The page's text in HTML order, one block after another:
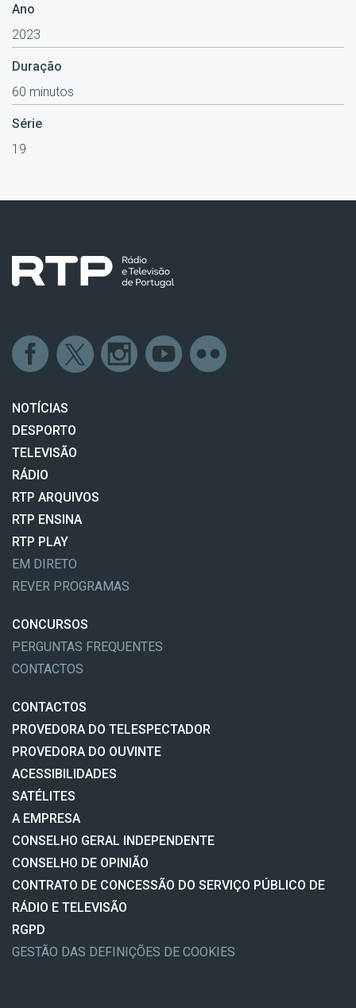
Ano
2023
Duração
60 minutos
Série
19
NOTÍCIAS
DESPORTO
TELEVISÃO
RÁDIO
RTP ARQUIVOS
RTP ENSINA
RTP PLAY
EM DIRETO
REVER PROGRAMAS
CONCURSOS
PERGUNTAS FREQUENTES
CONTACTOS
CONTACTOS
PROVEDORA DO TELESPECTADOR
PROVEDORA DO OUVINTE
ACESSIBILIDADES
SATÉLITES
A EMPRESA
CONSELHO GERAL INDEPENDENTE
CONSELHO DE OPINIÃO
CONTRATO DE CONCESSÃO DO SERVIÇO PÚBLICO DE
RÁDIO E TELEVISÃO
RGPD
GESTÃO DAS DEFINIÇÕES DE COOKIES